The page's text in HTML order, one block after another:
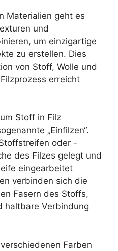
Materialien geht es
und
um einzigartige
zu erstellen. Dies
von Stoff, Wolle und
erreicht
Stoff in Filz
„Einfilzen“.
oder -
des Filzes gelegt und
eingearbeitet
verbinden sich die
Fasern des Stoffs,
haltbare Verbindung
Farben